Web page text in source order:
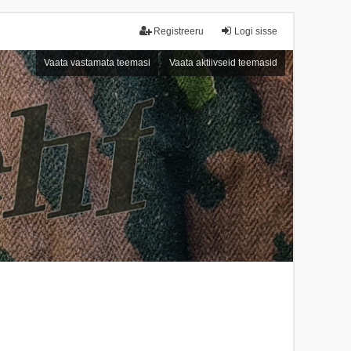
Logi sisse
Registreeru
Vaata vastamata teemasi Vaata aktiivseid teemasid